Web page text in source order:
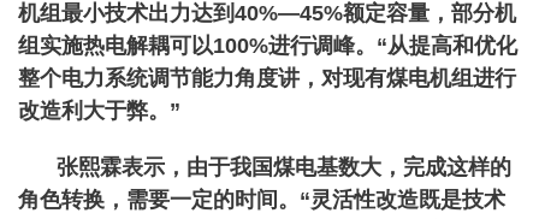
机组最小技术出力达到40%—45%额定容量，部分机
组实施热电解耦可以100%进行调峰。“从提高和优化
整个电力系统调节能力角度讲，对现有煤电机组进行
改造利大于弊。”
张熙霖表示，由于我国煤电基数大，完成这样的
角色转换，需要一定的时间。“灵活性改造既是技术